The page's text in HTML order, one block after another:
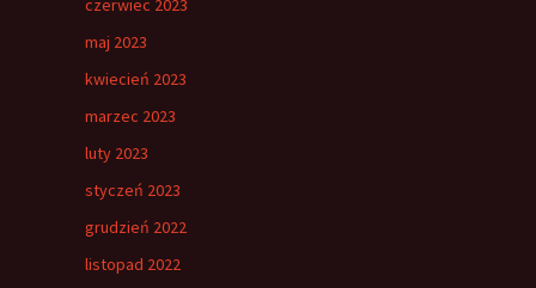
czerwiec 2023
maj 2023
kwiecień 2023
marzec 2023
luty 2023
styczeń 2023
grudzień 2022
listopad 2022